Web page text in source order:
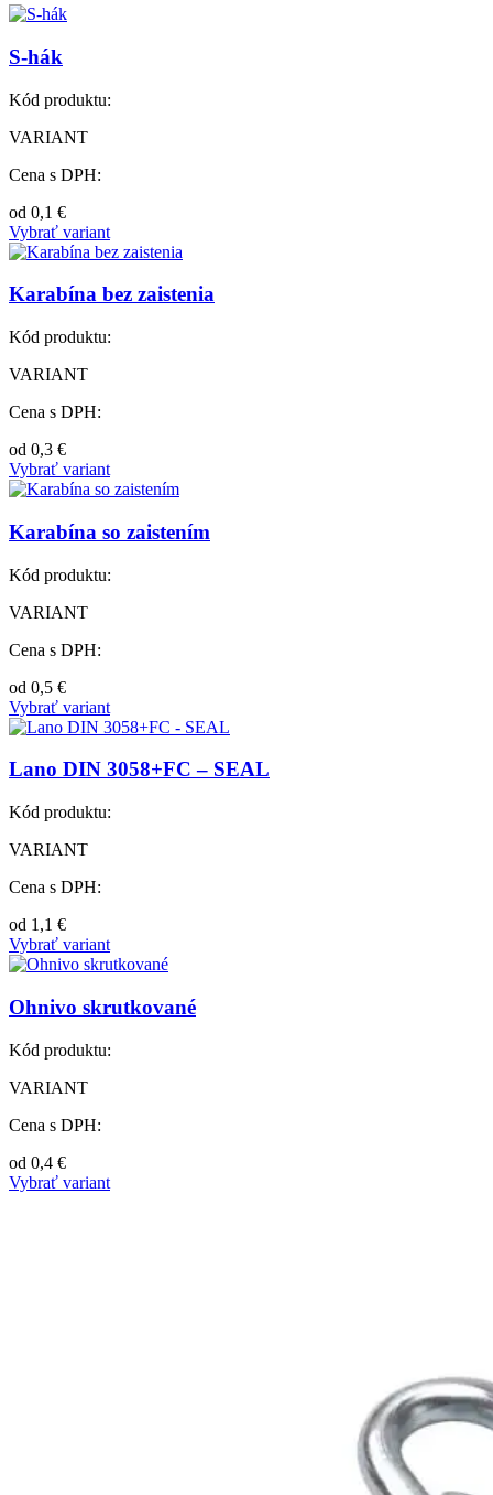
S-hák
Kód produktu:
VARIANT
Cena s DPH:
od 0,1 €
Vybrať variant
Karabína bez zaistenia
Kód produktu:
VARIANT
Cena s DPH:
od 0,3 €
Vybrať variant
Karabína so zaistením
Kód produktu:
VARIANT
Cena s DPH:
od 0,5 €
Vybrať variant
Lano DIN 3058+FC – SEAL
Kód produktu:
VARIANT
Cena s DPH:
od 1,1 €
Vybrať variant
Ohnivo skrutkované
Kód produktu:
VARIANT
Cena s DPH:
od 0,4 €
Vybrať variant